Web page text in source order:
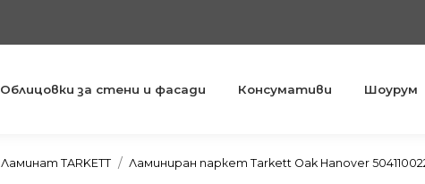
Облицовки за стени и фасади Консумативи Шоурум
You are here:
Ламинат TARKETT Ламиниран паркет Tarkett Oak Hanover